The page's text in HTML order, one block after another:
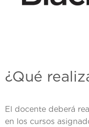
¿Qué
El docente deberá
en los cursos